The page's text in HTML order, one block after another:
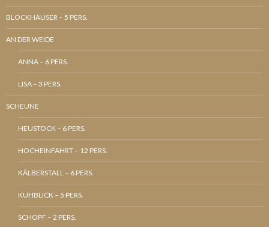
BLOCKHÄUSER – 5 PERS.
AN DER WEIDE
ANNA – 6 PERS.
LISA – 3 PERS.
SCHEUNE
HEUSTOCK – 6 PERS.
HOCHEINFAHRT – 12 PERS.
KÄLBERSTALL – 6 PERS.
KUHBLICK – 5 PERS.
SCHOPF – 2 PERS.